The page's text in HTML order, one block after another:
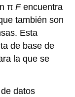
πFencuentra
también son
Esta
de base de
la que se
datos